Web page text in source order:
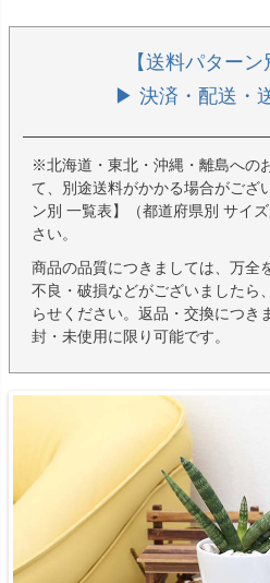
【送料パターン
▶ 決済・配送・
※北海道・東北・沖縄・離島への
て、別途送料がかかる場合がござ
ン別 一覧表】（都道府県別 サイ
さい。
商品の品質につきましては、万全
不良・破損などがございましたら
らせください。返品・交換につき
封・未使用に限り可能です。